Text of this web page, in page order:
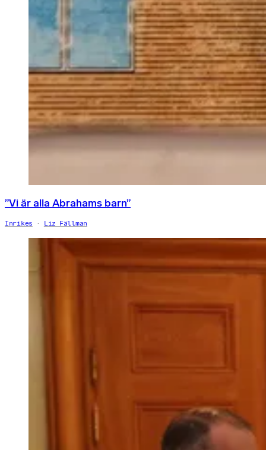
”Vi är alla Abrahams barn”
Inrikes Liz Fällman